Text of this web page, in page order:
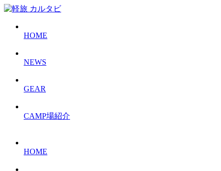
HOME
NEWS
GEAR
CAMP場紹介
HOME